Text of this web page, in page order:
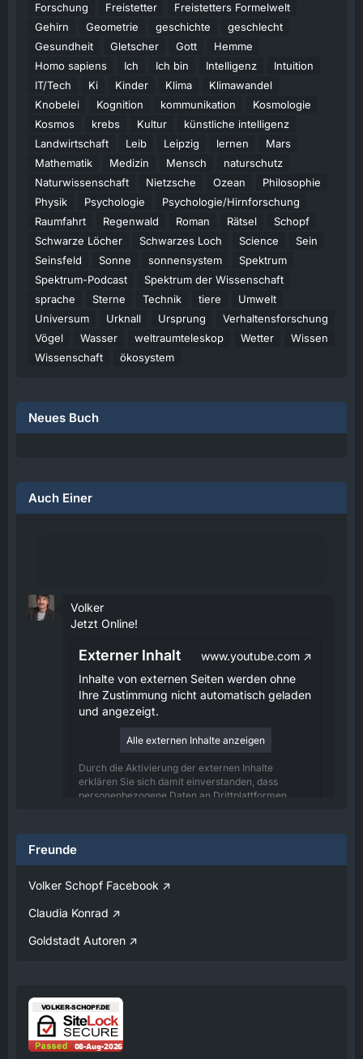
Forschung
Freistetter
Freistetters Formelwelt
Gehirn
Geometrie geschichte
geschlecht
Gesundheit
Gletscher Gott
Hemme
Homo sapiens
Ich Ich bin Intelligenz
Intuition
IT/Tech
Ki Kinder Klima
Klimawandel
Knobelei
Kognition kommunikation
Kosmologie
Kosmos
krebs Kultur
künstliche intelligenz
Landwirtschaft
Leib Leipzig lernen
Mars
Mathematik
Medizin Mensch
naturschutz
Naturwissenschaft
Nietzsche Ozean
Philosophie
Physik
Psychologie
Psychologie/Hirnforschung
Raumfahrt
Regenwald Roman Rätsel
Schopf
Schwarze Löcher
Schwarzes Loch Science
Sein
Seinsfeld
Sonne sonnensystem
Spektrum
Spektrum-Podcast
Spektrum der Wissenschaft
sprache
Sterne Technik tiere
Umwelt
Universum
Urknall Ursprung
Verhaltensforschung
Vögel
Wasser weltraumteleskop Wetter
Wissen
Wissenschaft
ökosystem
Neues Buch
Auch Einer
Volker
Jetzt Online!
Externer Inhalt
www.youtube.com
Inhalte von externen Seiten werden ohne
Ihre Zustimmung nicht automatisch geladen
und angezeigt.
Alle externen Inhalte anzeigen
Durch die Aktivierung der externen Inhalte
erklären Sie sich damit einverstanden, dass
personenbezogene Daten an Drittplattformen
Verfügung gestellt.
08:25
Jetzt Online!
Externer Inhalt
und angezeigt.
Freunde
Volker Schopf Facebook
Claudia Konrad
Goldstadt Autoren